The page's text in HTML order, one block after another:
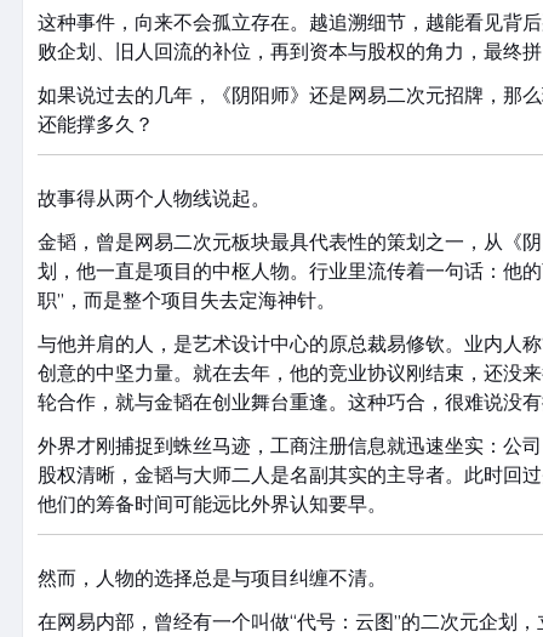
这种事件，向来不会孤立存在。越追溯细节，越能看见背
败企划、旧人回流的补位，再到资本与股权的角力，最终
如果说过去的几年，《阴阳师》还是网易二次元招牌，那
还能撑多久？
故事得从两个人物线说起。
金韬，曾是网易二次元板块最具代表性的策划之一，从《
划，他一直是项目的中枢人物。行业里流传着一句话：他
职”，而是整个项目失去定海神针。
与他并肩的人，是艺术设计中心的原总裁易修钦。业内人
创意的中坚力量。就在去年，他的竞业协议刚结束，还没
轮合作，就与金韬在创业舞台重逢。这种巧合，很难说没
外界才刚捕捉到蛛丝马迹，工商注册信息就迅速坐实：公
股权清晰，金韬与大师二人是名副其实的主导者。此时回
他们的筹备时间可能远比外界认知要早。
然而，人物的选择总是与项目纠缠不清。
在网易内部，曾经有一个叫做“代号：云图”的二次元企划